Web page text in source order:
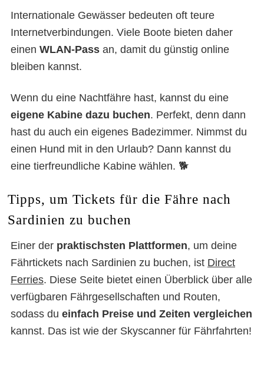
Internationale Gewässer bedeuten oft teure
Internetverbindungen. Viele Boote bieten daher
einen WLAN-Pass an, damit du günstig online
bleiben kannst.
Wenn du eine Nachtfähre hast, kannst du eine
eigene Kabine dazu buchen. Perfekt, denn dann
hast du auch ein eigenes Badezimmer. Nimmst du
einen Hund mit in den Urlaub? Dann kannst du
eine tierfreundliche Kabine wählen. 🐕
Tipps, um Tickets für die Fähre nach
Sardinien zu buchen
Einer der praktischsten Plattformen, um deine
Fährtickets nach Sardinien zu buchen, ist Direct
Ferries. Diese Seite bietet einen Überblick über alle
verfügbaren Fährgesellschaften und Routen,
sodass du einfach Preise und Zeiten vergleichen
kannst. Das ist wie der Skyscanner für Fährfahrten!